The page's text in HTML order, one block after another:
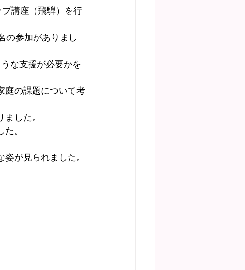
講座（飛騨）を行
の参加がありまし
な支援が必要かを
庭の課題について考
した。
。
が見られました。